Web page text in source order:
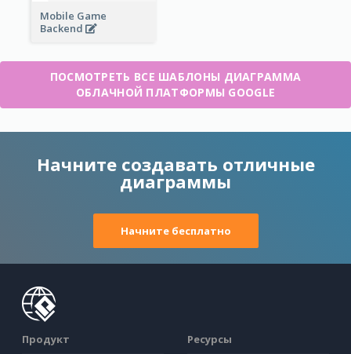
Mobile Game
Backend
ПОСМОТРЕТЬ ВСЕ ШАБЛОНЫ ДИАГРАММА
ОБЛАЧНОЙ ПЛАТФОРМЫ GOOGLE
Начните создавать отличные
диаграммы
Начните бесплатно
Продукт Ресурсы